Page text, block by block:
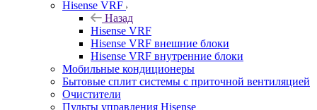
Hisense VRF
Назад
Hisense VRF
Hisense VRF внешние блоки
Hisense VRF внутренние блоки
Мобильные кондиционеры
Бытовые сплит системы с приточной вентиляцией
Очистители
Пульты управления Hisense